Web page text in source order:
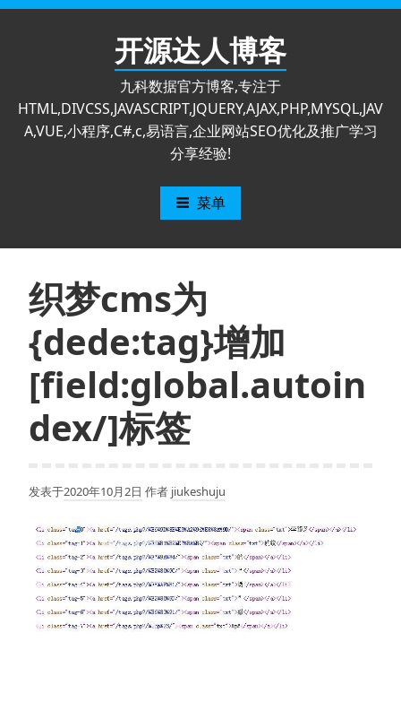
跳
开源达人博客
九科数据官方博客,专注于
HTML,DIVCSS,JAVASCRIPT,JQUERY,AJAX,PHP,MYSQL,JAV
A,VUE,小程序,C#,c,易语言,企业网站SEO优化及推广学习
分享经验!
菜单
织梦cms为
{dede:tag}增加
[field:global.autoin
dex/]标签
发表于2020年10月2日 作者 jiukeshuju